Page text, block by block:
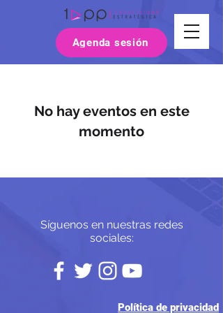
Agenda sesión
No hay eventos en este
momento
Síguenos en nuestras redes
sociales:
Política de privacidad